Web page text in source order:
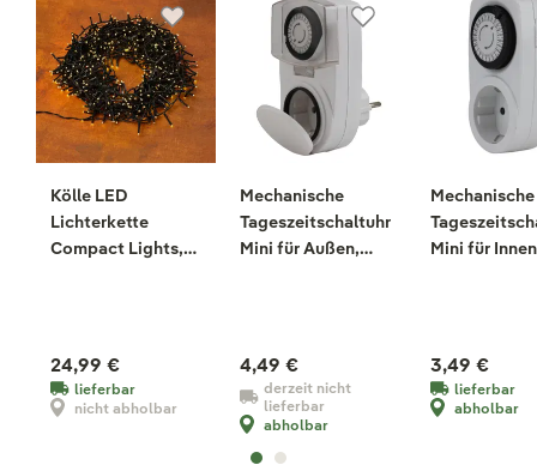
Kölle LED
Lichterkette
Compact Lights,
24,99 €
lieferbar
nicht abholbar
Mechanische
Tageszeitschaltuhr
Mini für Außen,
4,49 €
derzeit nicht
lieferbar
abholbar
Mechanische
Mini für
3,49 €
lieferbar
abholbar